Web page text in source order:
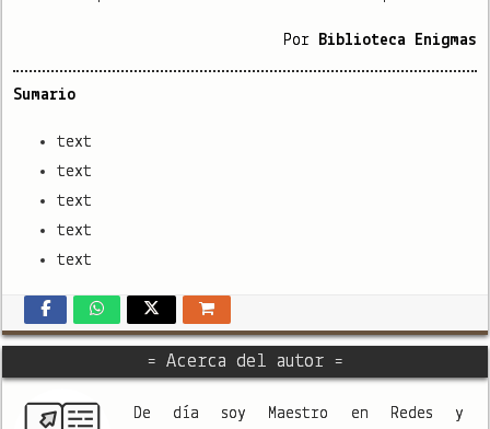
Por Biblioteca Enigmas
Sumario
text
text
text
text
text
= Acerca del autor =
De día soy Maestro en Redes y